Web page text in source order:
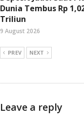
Dunia Tembus Rp
Triliun
9 August 2026
PREV NEXT
Leave a reply